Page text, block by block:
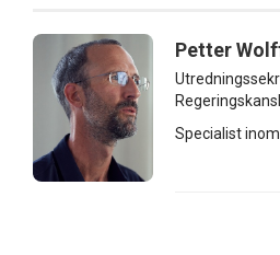
Petter
Specialist